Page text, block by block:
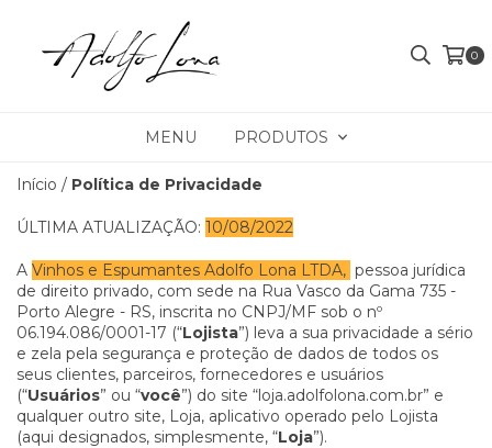
0
MENU PRODUTOS
Início / Política de Privacidade
ÚLTIMA ATUALIZAÇÃO: 10/08/2022
A Vinhos e Espumantes Adolfo Lona LTDA, pessoa jurídica
de direito privado, com sede na Rua Vasco da Gama 735 -
Porto Alegre - RS, inscrita no CNPJ/MF sob o nº
06.194.086/0001-17 (“Lojista”) leva a sua privacidade a sério
e zela pela segurança e proteção de dados de todos os
seus clientes, parceiros, fornecedores e usuários
(“Usuários” ou “você”) do site “loja.adolfolona.com.br” e
qualquer outro site, Loja, aplicativo operado pelo Lojista
(aqui designados, simplesmente, “Loja”).